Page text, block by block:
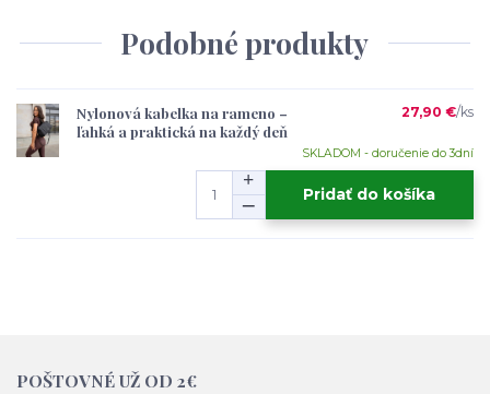
Podobné produkty
Nylonová kabelka na rameno –
ľahká a praktická na každý deň
27,90 €/ks
SKLADOM - doručenie do 3dní
Pridať do košíka
POŠTOVNÉ UŽ OD 2€